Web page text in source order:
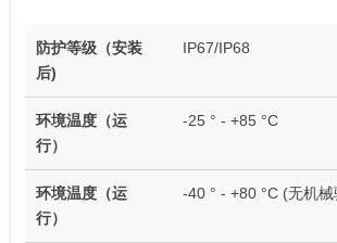
防护等级（安装
后)
IP67/IP68
环境温度（运
行）
-25 ° - +85 °C
环境温度（运
行）
-40 ° - +80 °C (无机械